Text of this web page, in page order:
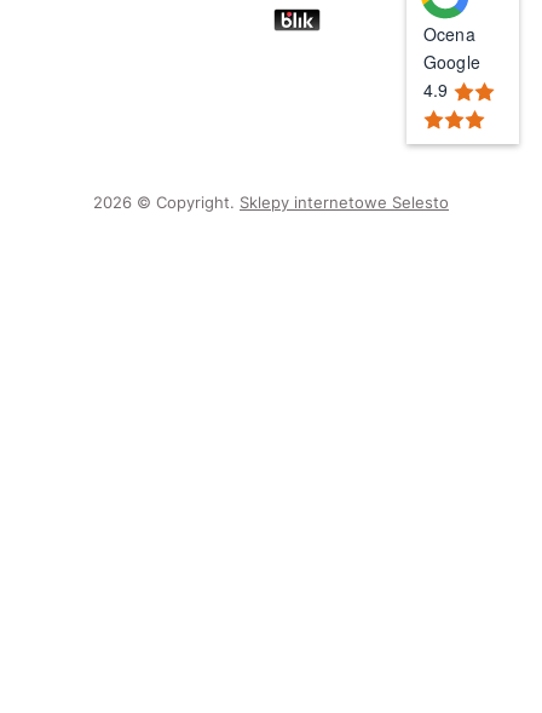
Ocena
Google
4.9
2026 © Copyright. Sklepy internetowe Selesto